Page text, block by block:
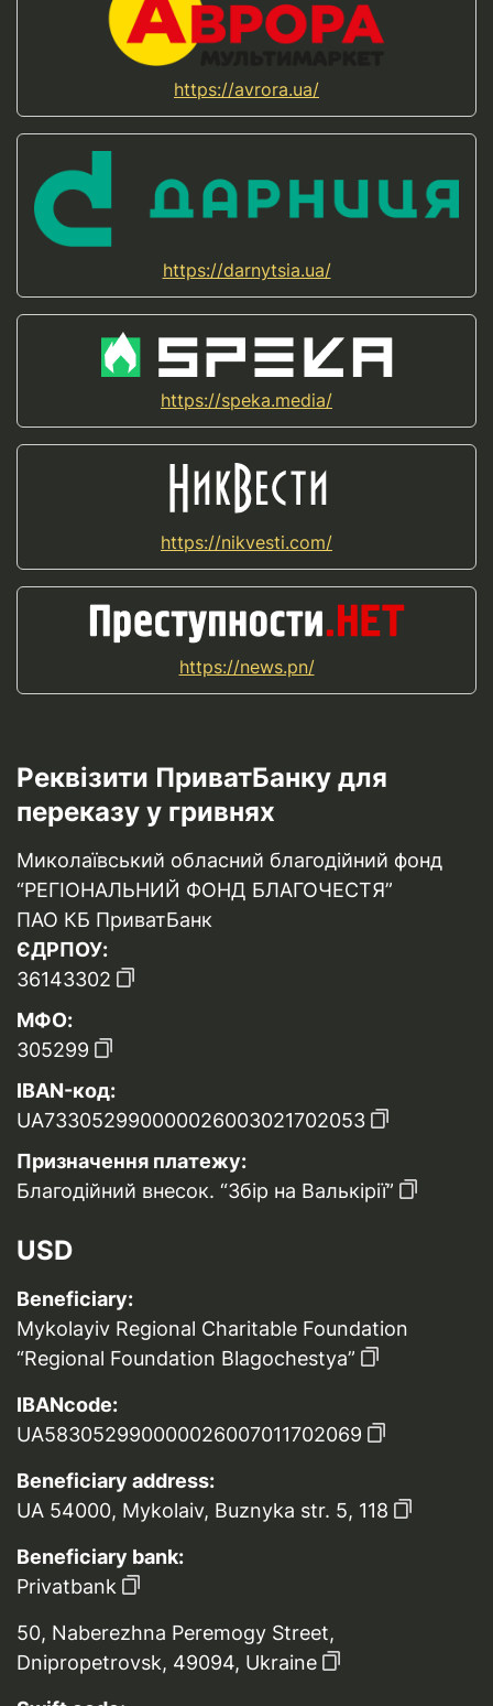
https://avrora.ua/
https://darnytsia.ua/
https://speka.media/
https://nikvesti.com/
https://news.pn/
Реквізити ПриватБанку для
переказу у гривнях
Миколаївський обласний благодійний фонд
“РЕГІОНАЛЬНИЙ ФОНД БЛАГОЧЕСТЯ”
ПАО КБ ПриватБанк
ЄДРПОУ:
36143302
МФО:
305299
IBAN-код:
UA733052990000026003021702053
Призначення платежу:
Благодійний внесок. “Збір на Валькірії”
USD
Beneficiary:
Mykolayiv Regional Charitable Foundation
“Regional Foundation Blagochestya”
IBANcode:
UA583052990000026007011702069
Beneficiary address:
UA 54000, Mykolaiv, Buznyka str. 5, 118
Beneficiary bank:
Privatbank
50, Naberezhna Peremogy Street,
Dnipropetrovsk, 49094, Ukraine